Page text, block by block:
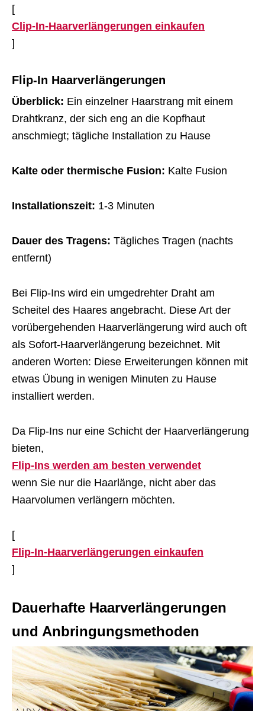
[
Clip-In-Haarverlängerungen einkaufen
]
Flip-In Haarverlängerungen
Überblick: Ein einzelner Haarstrang mit einem
Drahtkranz, der sich eng an die Kopfhaut
anschmiegt; tägliche Installation zu Hause
Kalte oder thermische Fusion: Kalte Fusion
Installationszeit: 1-3 Minuten
Dauer des Tragens: Tägliches Tragen (nachts
entfernt)
Bei Flip-Ins wird ein umgedrehter Draht am
Scheitel des Haares angebracht. Diese Art der
vorübergehenden Haarverlängerung wird auch oft
als Sofort-Haarverlängerung bezeichnet. Mit
anderen Worten: Diese Erweiterungen können mit
etwas Übung in wenigen Minuten zu Hause
installiert werden.
Da Flip-Ins nur eine Schicht der Haarverlängerung
bieten,
Flip-Ins werden am besten verwendet
wenn Sie nur die Haarlänge, nicht aber das
Haarvolumen verlängern möchten.
[
Flip-In-Haarverlängerungen einkaufen
]
Dauerhafte Haarverlängerungen
und Anbringungsmethoden